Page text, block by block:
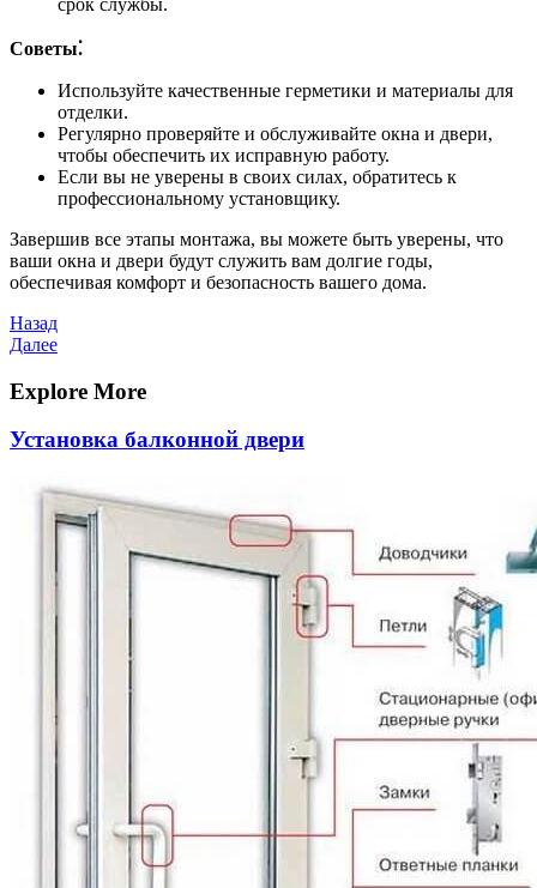
Советы⁚
Используйте качественные герметики и материалы для
отделки.
Регулярно проверяйте и обслуживайте окна и двери,
чтобы обеспечить их исправную работу.
Если вы не уверены в своих силах, обратитесь к
профессиональному установщику.
Завершив все этапы монтажа, вы можете быть уверены, что
ваши окна и двери будут служить вам долгие годы,
обеспечивая комфорт и безопасность вашего дома.
Навигация
по
записям
Предыдущая
запись
Назад
Следующая
Далее
Explore More
Установка балконной двери